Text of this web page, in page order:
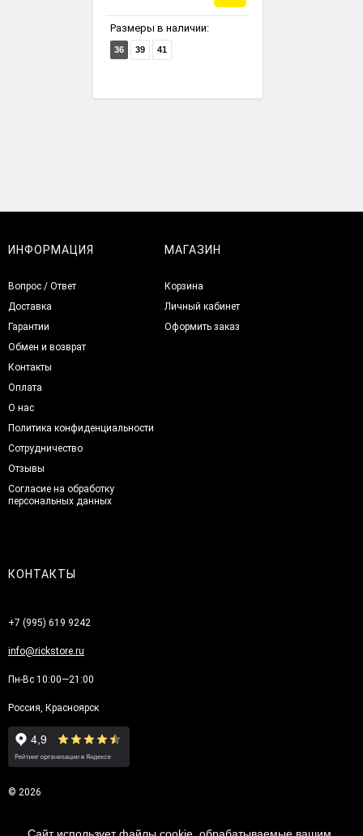
Размеры в наличии:
36 39 41
ИНФОРМАЦИЯ
Вопрос / Ответ
Доставка
Гарантии
Обмен и возврат
Контакты
Оплата
О нас
Политика конфиденциальности
Сотрудничество
Отзывы
Согласие на обработку
персональных данных
МАГАЗИН
Корзина
Личный кабинет
Оформить заказ
КОНТАКТЫ
+7 (995) 619 9242
info@rickstore.ru
Пн-Вс 10:00—21:00
Россия, Красноярск
© 2026